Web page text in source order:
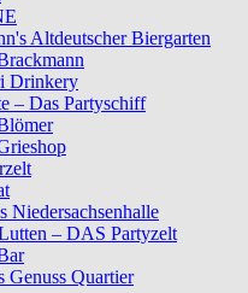
Altdeutscher Biergarten
Drinkery
– Das Partyschiff
Niedersachsenhalle
– DAS Partyzelt
Genuss Quartier